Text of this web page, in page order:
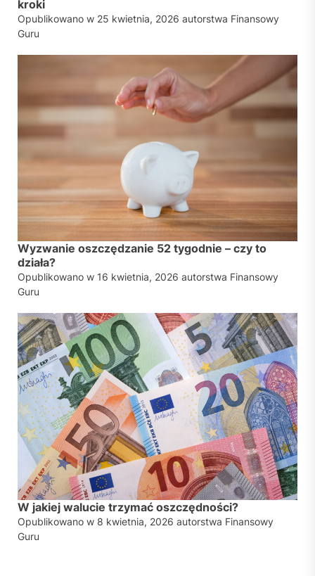
kroki
Opublikowano w 25 kwietnia, 2026 autorstwa Finansowy
Guru
Wyzwanie oszczędzanie 52 tygodnie – czy to
działa?
Opublikowano w 16 kwietnia, 2026 autorstwa Finansowy
Guru
W jakiej walucie trzymać oszczędności?
Opublikowano w 8 kwietnia, 2026 autorstwa Finansowy
Guru